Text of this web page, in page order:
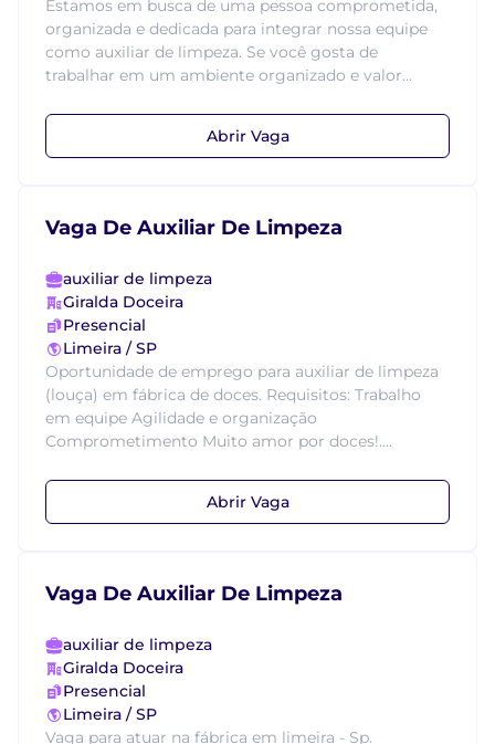
Estamos em busca de uma pessoa comprometida,
organizada e dedicada para integrar nossa equipe
como auxiliar de limpeza. Se você gosta de
trabalhar em um ambiente organizado e valor...
Abrir Vaga
Vaga De Auxiliar De Limpeza
auxiliar de limpeza
Giralda Doceira
Presencial
Limeira / SP
Oportunidade de emprego para auxiliar de limpeza
(louça) em fábrica de doces. Requisitos: Trabalho
em equipe Agilidade e organização
Comprometimento Muito amor por doces!....
Abrir Vaga
Vaga De Auxiliar De Limpeza
auxiliar de limpeza
Giralda Doceira
Presencial
Limeira / SP
Vaga para atuar na fábrica em limeira - Sp.